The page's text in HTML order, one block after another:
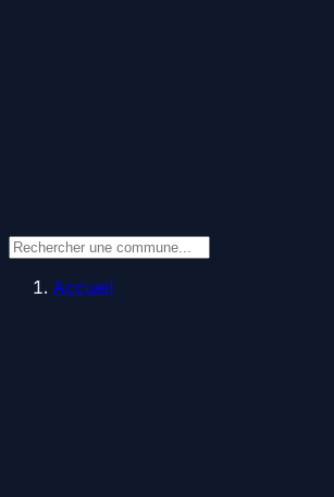
Accueil